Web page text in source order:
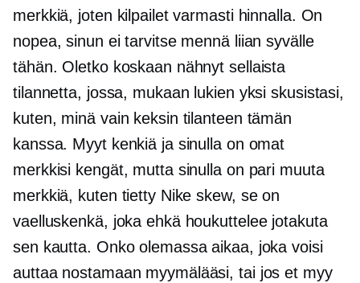
merkkiä, joten kilpailet varmasti hinnalla. On
nopea, sinun ei tarvitse mennä liian syvälle
tähän. Oletko koskaan nähnyt sellaista
tilannetta, jossa, mukaan lukien yksi skusistasi,
kuten, minä vain keksin tilanteen tämän
kanssa. Myyt kenkiä ja sinulla on omat
merkkisi kengät, mutta sinulla on pari muuta
merkkiä, kuten tietty Nike skew, se on
vaelluskenkä, joka ehkä houkuttelee jotakuta
sen kautta. Onko olemassa aikaa, joka voisi
auttaa nostamaan myymälääsi, tai jos et myy